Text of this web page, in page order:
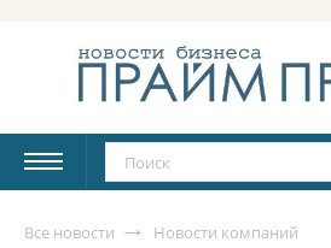
Все новости Новости компаний